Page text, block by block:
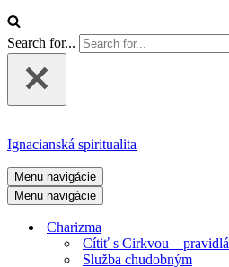
Search for...
Ignacianská spiritualita
Menu navigácie
Menu navigácie
Charizma
Cítiť s Cirkvou – pravidlá
Služba chudobným